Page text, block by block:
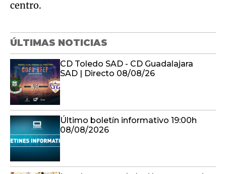
centro.
ÚLTIMAS NOTICIAS
CD Toledo SAD - CD Guadalajara
SAD | Directo 08/08/26
Último boletín informativo 19:00h
08/08/2026